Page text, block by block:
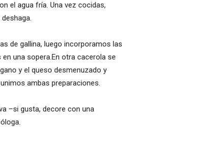
el agua fría. Una vez cocidas,
de gallina, luego incorporamos las
una sopera.En otra cacerola se
y el queso desmenuzado y
ambas preparaciones.
–si gusta, decore con una